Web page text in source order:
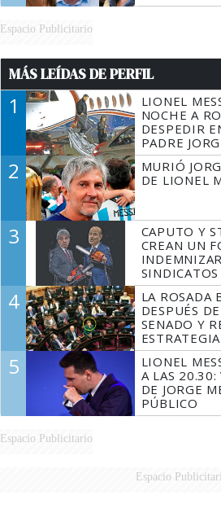
Espacio Publicitario
MÁS LEÍDAS DE PERFIL
1
LIONEL
NOCHE A
DESPEDIR
PADRE
2
MURIÓ
DE LIONEL
3
CAPUTO Y
CREAN UN
4
LA ROSADA
DESPUÉS
SENADO Y
ESTRATEGIA
5
LIONEL
A LAS
DE JORGE
PÚBLICO
Espacio Publicitario
Espacio